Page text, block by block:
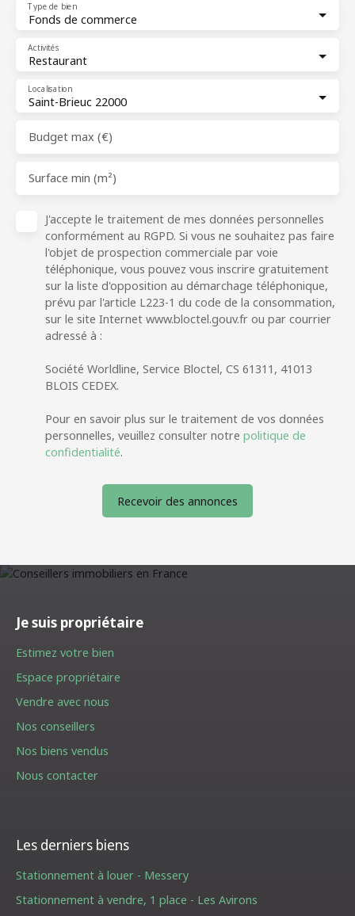
Fonds de commerce
Type de bien
Restaurant
Activités
Saint-Brieuc 22000
Localisation
Budget max (€)
Surface min (m²)
J'accepte le traitement de mes données personnelles
conformément au RGPD. Si vous ne souhaitez pas faire
l'objet de prospection commerciale par voie
téléphonique, vous pouvez vous inscrire gratuitement
sur la liste d'opposition au démarchage téléphonique,
prévu par l'article L223-1 du code de la consommation,
sur le site Internet www.bloctel.gouv.fr ou par courrier
adressé à :
Société Worldline, Service Bloctel, CS 61311, 41013
BLOIS CEDEX.
Pour en savoir plus sur le traitement de vos données
personnelles, veuillez consulter notre politique de
confidentialité.
Recevoir des annonces
Je suis propriétaire
Estimez votre bien
Espace propriétaire
Vendre avec nous
Nos conseillers
Nos biens vendus
Nous contacter
Les derniers biens
Stationnement à louer - Messery
Stationnement à vendre, 1 place - Les Avirons